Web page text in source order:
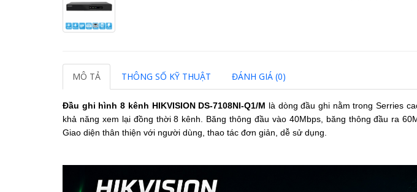
MÔ TẢ THÔNG SỐ KỸ THUẬT ĐÁNH GIÁ (0)
Đầu ghi hình 8 kênh HIKVISION DS-7108NI-Q1/M là dòng đầu ghi nằm trong Serries
khả năng xem lại đồng thời 8 kênh. Băng thông đầu vào 40Mbps, băng thông đầu ra
Giao diện thân thiện với người dùng, thao tác đơn giản, dễ sử dụng.